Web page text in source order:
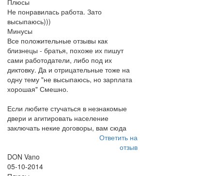
Плюсы
Не понравилась работа. Зато
высыпаюсь)))
Минусы
Все положительные отзывы как
близнецы - братья, похоже их пишут
сами работодатели, либо под их
диктовку. Да и отрицательные тоже на
одну тему "не высыпаюсь, но зарплата
хорошая" Смешно.
Если любите стучаться в незнакомые
двери и агитировать население
заключать некие договоры, вам сюда
Ответить на
отзыв
DON Vano
05-10-2014